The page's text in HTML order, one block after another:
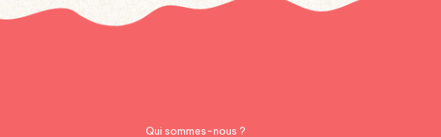
Qui sommes-nous ?